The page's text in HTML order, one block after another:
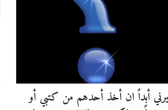
أبداً ان أخذ أحدهم من كتبي أو